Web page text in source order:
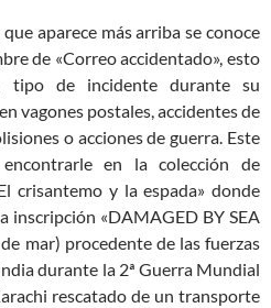
aparece más arriba se conoce
de «Correo accidentado», esto
tipo de incidente durante su
vagones postales, accidentes de
o acciones de guerra. Este
en la colección de
crisantemo y la espada» donde
inscripción «DAMAGED BY SEA
mar) procedente de las fuerzas
durante la 2ª Guerra Mundial
rescatado de un transporte